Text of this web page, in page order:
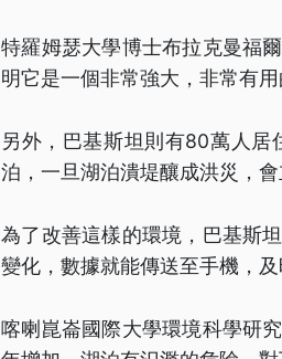
特羅姆瑟大學博士布拉克曼福
明它是一個非常強大，非常有用
另外，巴基斯坦則有80萬人居
泊，一旦湖泊潰堤釀成洪災，會
為了改善這樣的環境，巴基斯
變化，數據就能傳送至手機，及
喀喇崑崙國際大學環境科學研